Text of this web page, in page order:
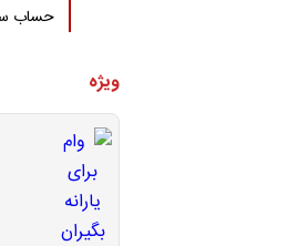
حساب
ویژه